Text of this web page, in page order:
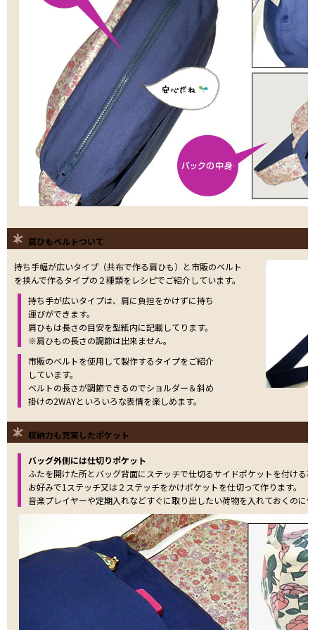
肩ひもベルトついて
持ち手幅が広いタイプ（共布で作る肩ひも）と市販のベルト
を挟んで作るタイプの２種類をレシピでご紹介しています。
持ち手が広いタイプは、肩に負担をかけずに持ち
運びができます。
肩ひもは長さの目安を型紙内に記載してります。
※肩ひもの長さの調節は出来ません。
市販のベルトを使用して製作するタイプをご紹介
しています。
ベルトの長さが調節できるのでショルダー＆斜め
掛けの2WAYといろいろな表情を楽しめます。
収納力も充実したポケット
バッグ外側には仕切りポケット
ふたを開けた所とバッグ背面にステッチで仕切るサイドポケットを付ける
お好みで1ステッチ又は２ステッチをかけポケットを仕切って作ります。
音楽プレイヤーや定期入れなどすぐに取り出したい荷物を入れておくのに